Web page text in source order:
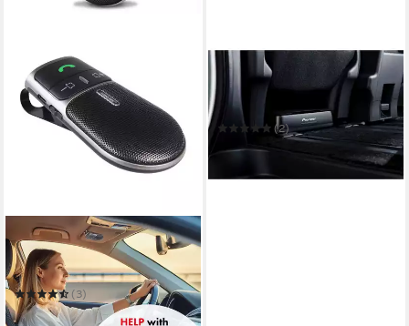
AUDIOCORE
AC480 Bluetooth 5.0-
Freisprecheinrichtung für
das Auto Auto-Lautsprecher
(3)
17,10 € UVP60,00 €
TS-WX130EA Auto-
Lautsprecher
50 W
Gesamtleistung
2,83 kg
(2)
UVP252,00 €
mtl. in 12 Raten
-57%